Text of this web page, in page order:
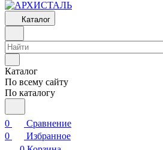
Каталог
Каталог
По всему сайту
По каталогу
0
Сравнение
0
Избранное